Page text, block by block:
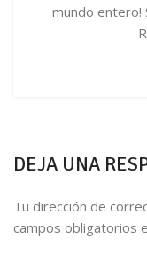
mundo entero!
DEJA UNA
Tu dirección de
campos obligatorios